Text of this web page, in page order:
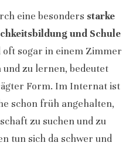
eine besonders starke
und Schule
oft sogar in einem Zimmer
zu lernen, bedeutet
Form. Im Internat ist
schon früh angehalten,
zu suchen und zu
tun sich da schwer und